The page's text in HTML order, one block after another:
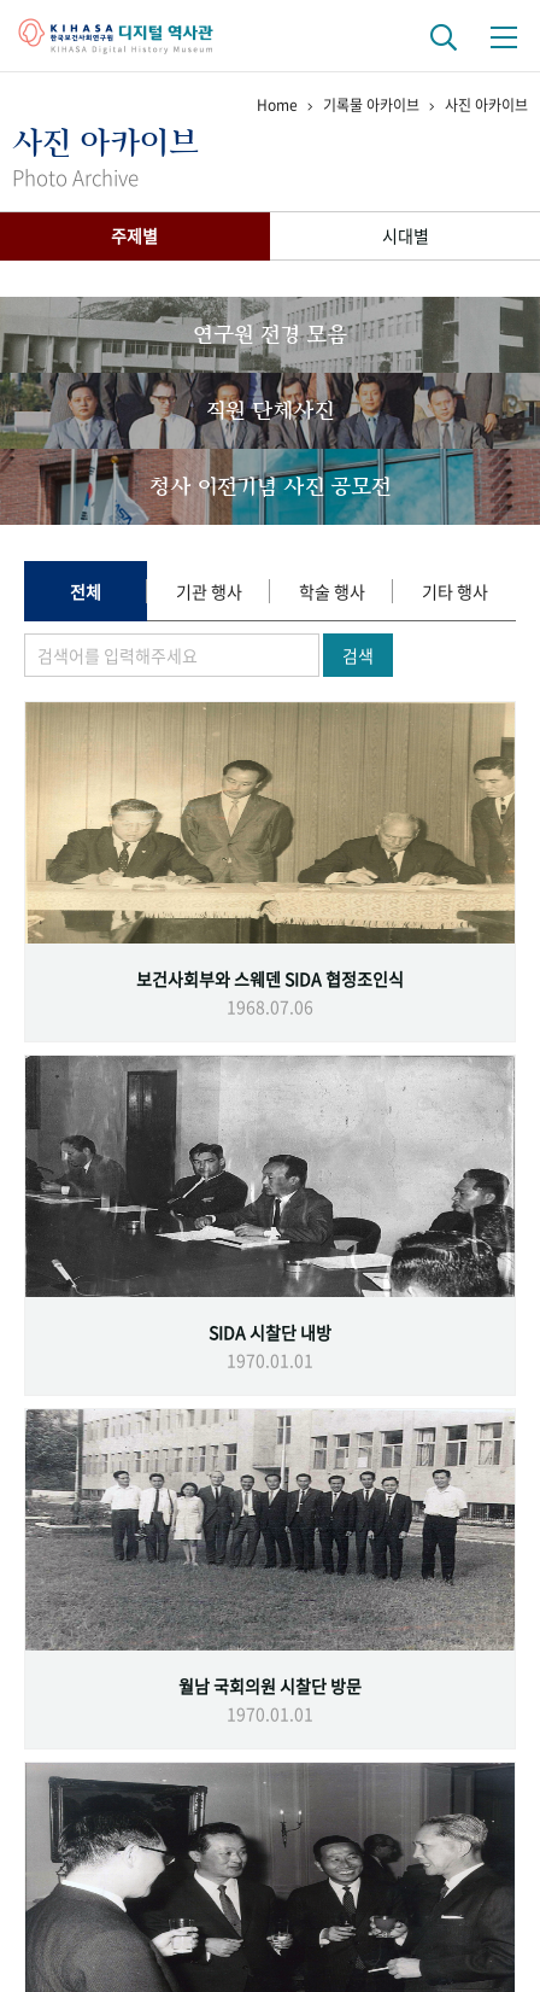
걸어온 길 기관 변천사
간행물 변천사
기록물 아카이브
사진 아카이브 문서 기록물 행정박물 영상 기록물
50+1 주년 기념
성과 50선 숫자로 보는 50년
세계와 함께 한 KIHASA
VR 역사관
Home 기록물 아카이브 사진 아카이브
사진 아카이브
Photo Archive
주제별 시대별
연구원 전경 모음
직원 단체사진
청사 이전기념 사진 공모전
전체 기관 행사 학술 행사 기타 행사
검색
보건사회부와 스웨덴 SIDA 협정조인식
1968.07.06
SIDA 시찰단 내방
1970.01.01
월남 국회의원 시찰단 방문
1970.01.01